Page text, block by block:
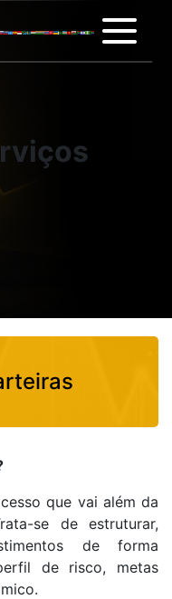
que vai além da
se de estruturar,
de forma
de risco, metas